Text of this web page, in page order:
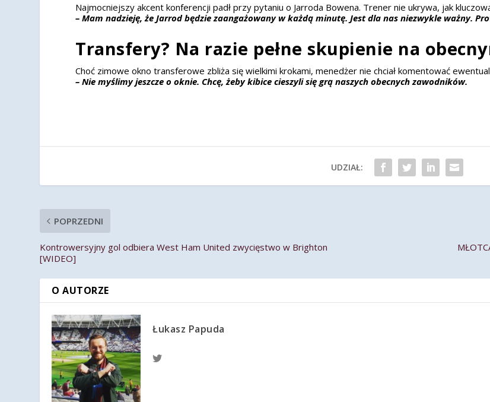
Najmocniejszy akcent konferencji padł przy pytaniu o Jarroda Bowena. Trener nie ukrywa, jak
– Mam nadzieję, że Jarrod będzie zaangażowany w każdą minutę. Jest dla nas niezwykle ważny.
Transfery? Na razie pełne skupienie na
Choć zimowe okno transferowe zbliża się wielkimi krokami, menedżer nie chciał komentować
– Nie myślimy jeszcze o oknie. Chcę, żeby kibice cieszyli się grą naszych obecnych zawodników.
UDZIAŁ:
POPRZEDNI
Kontrowersyjny gol odbiera West Ham United zwycięstwo w Brighton
[WIDEO]
O AUTORZE
Łukasz Papuda